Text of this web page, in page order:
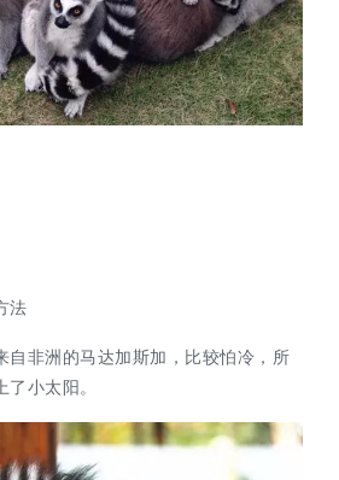
法
自非洲的马达加斯加，比较怕冷，所
小太阳。